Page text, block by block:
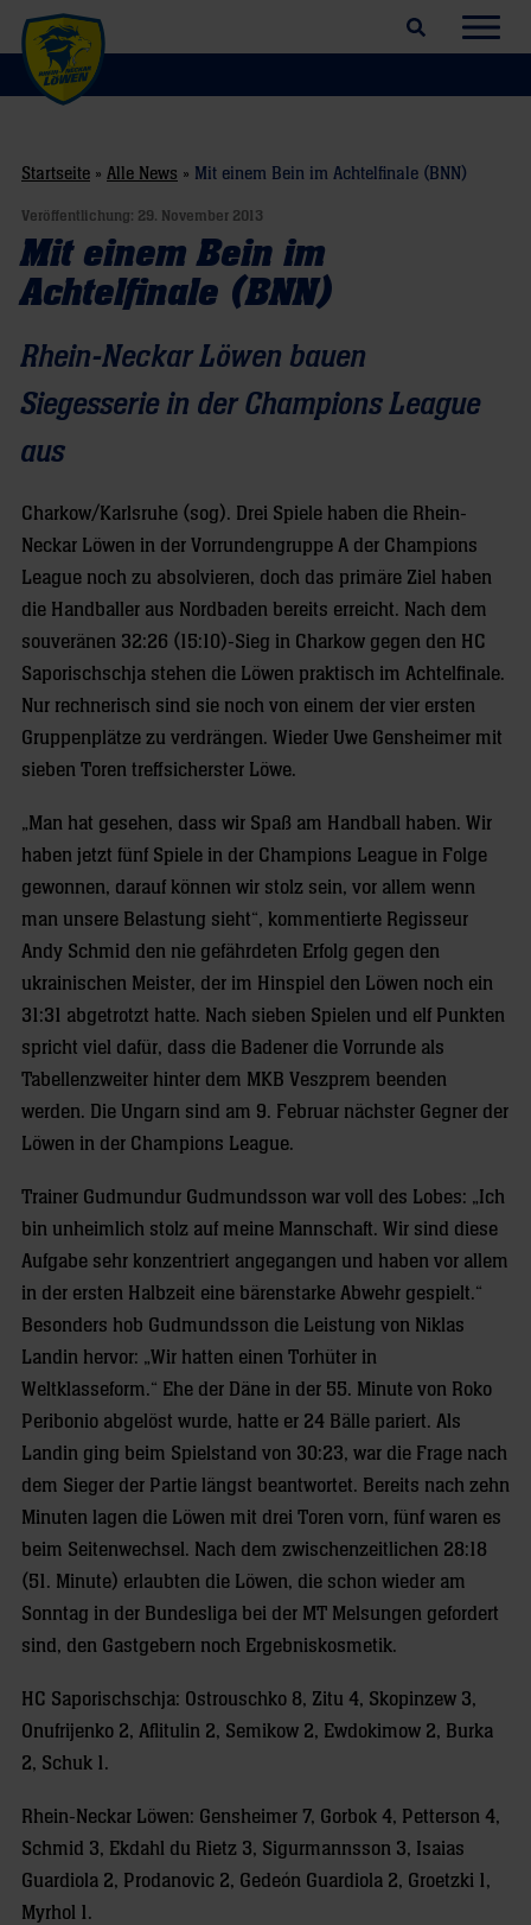
Suchfeld öffnen
Startseite » Alle News » Mit einem Bein im Achtelfinale (BNN)
Veröffentlichung: 29. November 2013
Mit einem Bein im
Achtelfinale (BNN)
Rhein-Neckar Löwen bauen
Siegesserie in der Champions League
aus
Charkow/Karlsruhe (sog). Drei Spiele haben die Rhein-
Neckar Löwen in der Vorrundengruppe A der Champions
League noch zu absolvieren, doch das primäre Ziel haben
die Handballer aus Nordbaden bereits erreicht. Nach dem
souveränen 32:26 (15:10)-Sieg in Charkow gegen den HC
Saporischschja stehen die Löwen praktisch im Achtelfinale.
Nur rechnerisch sind sie noch von einem der vier ersten
Gruppenplätze zu verdrängen. Wieder Uwe Gensheimer mit
sieben Toren treffsicherster Löwe.
„Man hat gesehen, dass wir Spaß am Handball haben. Wir
haben jetzt fünf Spiele in der Champions League in Folge
gewonnen, darauf können wir stolz sein, vor allem wenn
man unsere Belastung sieht“, kommentierte Regisseur
Andy Schmid den nie gefährdeten Erfolg gegen den
ukrainischen Meister, der im Hinspiel den Löwen noch ein
31:31 abgetrotzt hatte. Nach sieben Spielen und elf Punkten
spricht viel dafür, dass die Badener die Vorrunde als
Tabellenzweiter hinter dem MKB Veszprem beenden
werden. Die Ungarn sind am 9. Februar nächster Gegner der
Löwen in der Champions League.
Trainer Gudmundur Gudmundsson war voll des Lobes: „Ich
bin unheimlich stolz auf meine Mannschaft. Wir sind diese
Aufgabe sehr konzentriert angegangen und haben vor allem
in der ersten Halbzeit eine bärenstarke Abwehr gespielt.“
Besonders hob Gudmundsson die Leistung von Niklas
Landin hervor: „Wir hatten einen Torhüter in
Weltklasseform.“ Ehe der Däne in der 55. Minute von Roko
Peribonio abgelöst wurde, hatte er 24 Bälle pariert. Als
Landin ging beim Spielstand von 30:23, war die Frage nach
dem Sieger der Partie längst beantwortet. Bereits nach zehn
Minuten lagen die Löwen mit drei Toren vorn, fünf waren es
beim Seitenwechsel. Nach dem zwischenzeitlichen 28:18
(51. Minute) erlaubten die Löwen, die schon wieder am
Sonntag in der Bundesliga bei der MT Melsungen gefordert
sind, den Gastgebern noch Ergebniskosmetik.
HC Saporischschja: Ostrouschko 8, Zitu 4, Skopinzew 3,
Onufrijenko 2, Aflitulin 2, Semikow 2, Ewdokimow 2, Burka
2, Schuk 1.
Rhein-Neckar Löwen: Gensheimer 7, Gorbok 4, Petterson 4,
Schmid 3, Ekdahl du Rietz 3, Sigurmannsson 3, Isaias
Guardiola 2, Prodanovic 2, Gedeón Guardiola 2, Groetzki 1,
Myrhol 1.